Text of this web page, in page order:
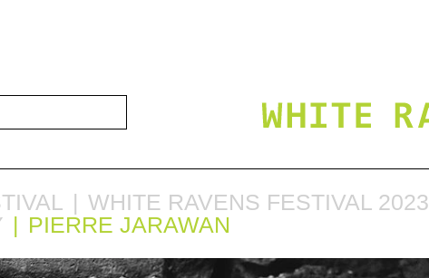
WHITE RAVENS FESTIVAL 2023
PIERRE JARAWAN